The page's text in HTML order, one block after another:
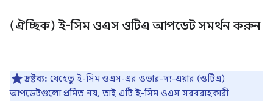
(ঐচ্ছিক) ই-সিম ওএস ওটিএ আপডেট সমর্থন করুন
দ্রষ্টব্য: যেহেতু ই-সিম ওএস-এর ওভার-দ্য-এয়ার (ওটিএ)
আপডেটগুলো প্রমিত নয়, তাই এটি ই-সিম ওএস সরবরাহকারী